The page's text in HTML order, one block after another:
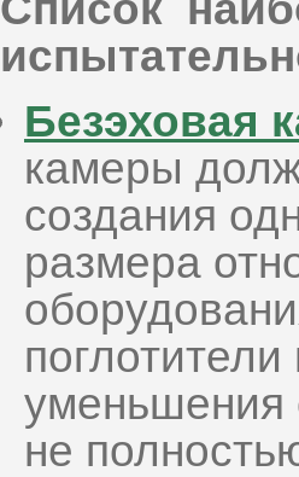
Безэховая
камеры
создания
размера
уменьшения
не